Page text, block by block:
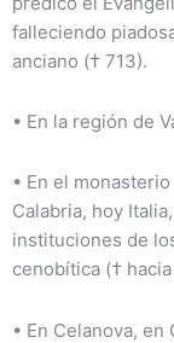
falleciendo
anciano († 713).
• En la región de
• En el
Calabria, hoy
instituciones de
cenobítica (†
• En Celanova, en